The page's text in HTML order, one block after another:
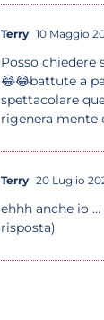
Terry 10 Maggio
Posso chiedere
😂😂battute a
spettacolare
rigenera mente
Terry 20 Luglio
ehhh anche io
risposta)